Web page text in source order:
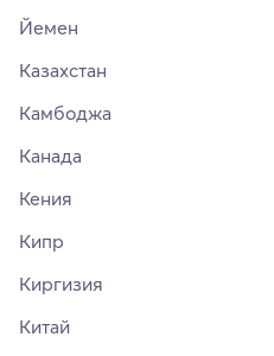
Йемен
Казахстан
Камбоджа
Канада
Кения
Кипр
Киргизия
Китай